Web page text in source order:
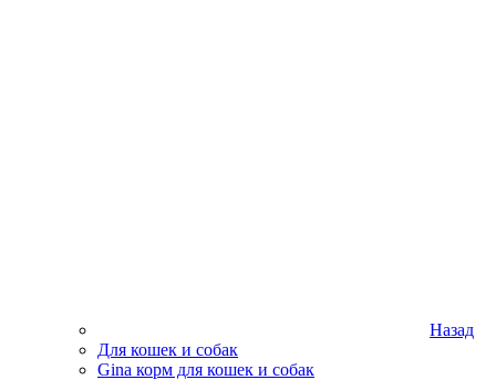
Назад
Для кошек и собак
Gina корм для кошек и собак